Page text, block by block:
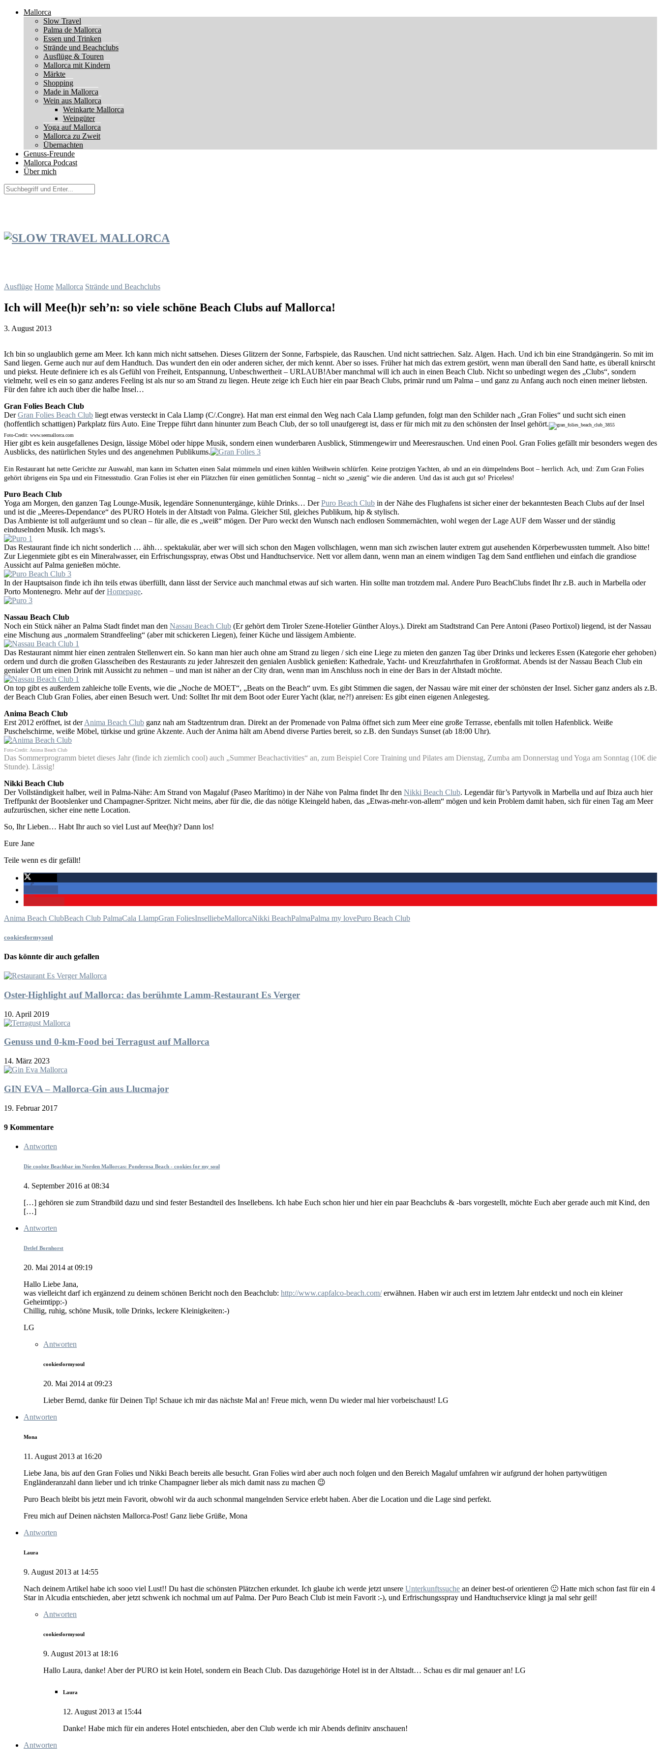
Mallorca
Slow Travel
Palma de Mallorca
Essen und Trinken
Strände und Beachclubs
Ausflüge & Touren
Mallorca mit Kindern
Märkte
Shopping
Made in Mallorca
Wein aus Mallorca
Weinkarte Mallorca
Weingüter
Yoga auf Mallorca
Mallorca zu Zweit
Übernachten
Genuss-Freunde
Mallorca Podcast
Über mich
Ausflüge Home Mallorca Strände und Beachclubs
Ich will Mee(h)r seh’n: so viele schöne Beach Clubs auf Mallorca!
3. August 2013
Ich bin so unglaublich gerne am Meer. Ich kann mich nicht sattsehen. Dieses Glitzern der Sonne, Farbspiele, das Rauschen. Und nicht sattriechen. Salz. Algen. Hach. Und ich bin eine Strandgängerin. So mit im
Sand liegen. Gerne auch nur auf dem Handtuch. Das wundert den ein oder anderen sicher, der mich kennt. Aber so isses. Früher hat mich das extrem gestört, wenn man überall den Sand hatte, es überall knirscht
und piekst. Heute definiere ich es als Gefühl von Freiheit, Entspannung, Unbeschwertheit – URLAUB!Aber manchmal will ich auch in einen Beach Club. Nicht so unbedingt wegen des „Clubs“, sondern
vielmehr, weil es ein so ganz anderes Feeling ist als nur so am Strand zu liegen. Heute zeige ich Euch hier ein paar Beach Clubs, primär rund um Palma – und ganz zu Anfang auch noch einen meiner liebsten.
Für den fahre ich auch über die halbe Insel…
Gran Folies Beach Club
DerGran Folies Beach Club liegt etwas versteckt in Cala Llamp (C/.Congre). Hat man erst einmal den Weg nach Cala Llamp gefunden, folgt man den Schilder nach „Gran Folies“ und sucht sich einen
(hoffentlich schattigen) Parkplatz fürs Auto. Eine Treppe führt dann hinunter zum Beach Club, der so toll unaufgeregt ist, dass er für mich mit zu den schönsten der Insel gehört.
Foto-Credit: www.seemallorca.com
Hier gibt es kein ausgefallenes Design, lässige Möbel oder hippe Musik, sondern einen wunderbaren Ausblick, Stimmengewirr und Meeresrauschen. Und einen Pool. Gran Folies gefällt mir besonders wegen des
Ausblicks, des natürlichen Styles und des angenehmen Publikums.
Ein Restaurant hat nette Gerichte zur Auswahl, man kann im Schatten einen Salat mümmeln und einen kühlen Weißwein schlürfen. Keine protzigen Yachten, ab und an ein dümpelndens Boot – herrlich. Ach, und: Zum Gran Folies
gehört übrigens ein Spa und ein Fitnessstudio. Gran Folies ist eher ein Plätzchen für einen gemütlichen Sonntag – nicht so „szenig“ wie die anderen. Und das ist auch gut so! Priceless!
Puro Beach Club
Yoga am Morgen, den ganzen Tag Lounge-Musik, legendäre Sonnenuntergänge, kühle Drinks… DerPuro Beach Club in der Nähe des Flughafens ist sicher einer der bekanntesten Beach Clubs auf der Insel
und ist die „Meeres-Dependance“ des PURO Hotels in der Altstadt von Palma. Gleicher Stil, gleiches Publikum, hip & stylisch.
Das Ambiente ist toll aufgeräumt und so clean – für alle, die es „weiß“ mögen. Der Puro weckt den Wunsch nach endlosen Sommernächten, wohl wegen der Lage AUF dem Wasser und der ständig
einduselnden Musik. Ich mags’s.
Das Restaurant finde ich nicht sonderlich … ähh… spektakulär, aber wer will sich schon den Magen vollschlagen, wenn man sich zwischen lauter extrem gut ausehenden Körperbewussten tummelt. Also bitte!
Zur Liegenmiete gibt es ein Mineralwasser, ein Erfrischungsspray, etwas Obst und Handtuchservice. Nett vor allem dann, wenn man an einem windigen Tag dem Sand entfliehen und einfach die grandiose
Aussicht auf Palma genießen möchte.
In der Hauptsaison finde ich ihn teils etwas überfüllt, dann lässt der Service auch manchmal etwas auf sich warten. Hin sollte man trotzdem mal. Andere Puro BeachClubs findet Ihr z.B. auch in Marbella oder
Porto Montenegro. Mehr auf derHomepage.
Nassau Beach Club
Noch ein Stück näher an Palma Stadt findet man den Nassau Beach Club (Er gehört dem Tiroler Szene-Hotelier Günther Aloys.). Direkt am Stadtstrand Can Pere Antoni (Paseo Portixol) liegend, ist der Nassau
eine Mischung aus „normalem Strandfeeling“ (aber mit schickeren Liegen), feiner Küche und lässigem Ambiente.
Das Restaurant nimmt hier einen zentralen Stellenwert ein. So kann man hier auch ohne am Strand zu liegen / sich eine Liege zu mieten den ganzen Tag über Drinks und leckeres Essen (Kategorie eher gehoben)
ordern und durch die großen Glasscheiben des Restaurants zu jeder Jahreszeit den genialen Ausblick genießen: Kathedrale, Yacht- und Kreuzfahrthafen in Großformat. Abends ist der Nassau Beach Club ein
genialer Ort um einen Drink mit Aussicht zu nehmen – und man ist näher an der City dran, wenn man im Anschluss noch in eine der Bars in der Altstadt möchte.
On top gibt es außerdem zahleiche tolle Events, wie die „Noche de MOET“, „Beats on the Beach“ uvm. Es gibt Stimmen die sagen, der Nassau wäre mit einer der schönsten der Insel. Sicher ganz anders als z.B.
der Beach Club Gran Folies, aber einen Besuch wert. Und: Solltet Ihr mit dem Boot oder Eurer Yacht (klar, ne?!) anreisen: Es gibt einen eigenen Anlegesteg.
Anima Beach Club
Erst 2012 eröffnet, ist derAnima Beach Club ganz nah am Stadtzentrum dran. Direkt an der Promenade von Palma öffnet sich zum Meer eine große Terrasse, ebenfalls mit tollen Hafenblick. Weiße
Puschelschirme, weiße Möbel, türkise und grüne Akzente. Auch der Anima hält am Abend diverse Parties bereit, so z.B. den Sundays Sunset (ab 18:00 Uhr).
Foto-Credit: Anima Beach Club
Das Sommerprogramm bietet dieses Jahr (finde ich ziemlich cool) auch „Summer Beachactivities“ an, zum Beispiel Core Training und Pilates am Dienstag, Zumba am Donnerstag und Yoga am Sonntag (10€ die
Stunde). Lässig!
Nikki Beach Club
Der Vollständigkeit halber, weil in Palma-Nähe: Am Strand von Magaluf (Paseo Marítimo) in der Nähe von Palma findet Ihr den Nikki Beach Club. Legendär für’s Partyvolk in Marbella und auf Ibiza auch hier
Treffpunkt der Bootslenker und Champagner-Spritzer. Nicht meins, aber für die, die das nötige Kleingeld haben, das „Etwas-mehr-von-allem“ mögen und kein Problem damit haben, sich für einen Tag am Meer
aufzurüschen, sicher eine nette Location.
So, Ihr Lieben… Habt Ihr auch so viel Lust auf Mee(h)r? Dann los!
Eure Jane
Teile wenn es dir gefällt!
Anima Beach ClubBeach Club PalmaCala LlampGran FoliesInselliebeMallorcaNikki BeachPalmaPalma my lovePuro Beach Club
cookiesformysoul
Das könnte dir auch gefallen
Oster-Highlight auf Mallorca: das berühmte Lamm-Restaurant Es Verger
10. April 2019
Genuss und 0-km-Food bei Terragust auf Mallorca
14. März 2023
GIN EVA – Mallorca-Gin aus Llucmajor
19. Februar 2017
9 Kommentare
Antworten
Die coolste Beachbar im Norden Mallorcas: Ponderosa Beach - cookies for my soul
4. September 2016 at 08:34
[…] gehören sie zum Strandbild dazu und sind fester Bestandteil des Insellebens. Ich habe Euch schon hier und hier ein paar Beachclubs & -bars vorgestellt, möchte Euch aber gerade auch mit Kind, den
[…]
Antworten
Detlef Bornhorst
20. Mai 2014 at 09:19
Hallo Liebe Jana,
was vielleicht darf ich ergänzend zu deinem schönen Bericht noch den Beachclub: http://www.capfalco-beach.com/erwähnen. Haben wir auch erst im letztem Jahr entdeckt und noch ein kleiner
Geheimtipp:-)
Chillig, ruhig, schöne Musik, tolle Drinks, leckere Kleinigkeiten:-)
LG
Antworten
cookiesformysoul
20. Mai 2014 at 09:23
Lieber Bernd, danke für Deinen Tip! Schaue ich mir das nächste Mal an! Freue mich, wenn Du wieder mal hier vorbeischaust! LG
Antworten
Mona
11. August 2013 at 16:20
Liebe Jana, bis auf den Gran Folies und Nikki Beach bereits alle besucht. Gran Folies wird aber auch noch folgen und den Bereich Magaluf umfahren wir aufgrund der hohen partywütigen
Engländeranzahl dann lieber und ich trinke Champagner lieber als mich damit nass zu machen 😉
Puro Beach bleibt bis jetzt mein Favorit, obwohl wir da auch schonmal mangelnden Service erlebt haben. Aber die Location und die Lage sind perfekt.
Freu mich auf Deinen nächsten Mallorca-Post! Ganz liebe Grüße, Mona
Antworten
Laura
9. August 2013 at 14:55
Nach deinem Artikel habe ich sooo viel Lust!! Du hast die schönsten Plätzchen erkundet. Ich glaube ich werde jetzt unsere Unterkunftssuche an deiner best-of orientieren 🙂 Hatte mich schon fast für ein 4
Star in Alcudia entschieden, aber jetzt schwenk ich nochmal um auf Palma. Der Puro Beach Club ist mein Favorit :-), und Erfrischungsspray und Handtuchservice klingt ja mal sehr geil!
Antworten
cookiesformysoul
9. August 2013 at 18:16
Hallo Laura, danke! Aber der PURO ist kein Hotel, sondern ein Beach Club. Das dazugehörige Hotel ist in der Altstadt… Schau es dir mal genauer an! LG
Laura
12. August 2013 at 15:44
Danke! Habe mich für ein anderes Hotel entschieden, aber den Club werde ich mir Abends definitv anschauen!
Antworten